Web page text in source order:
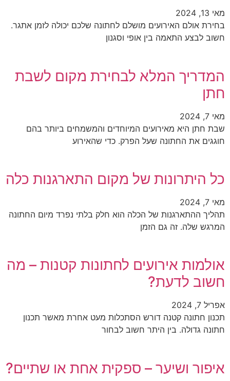
מאי 13, 2024
בחירת אולם האירועים מושלם לחתונה שלכם יכולה לזמן אתגר.
חשוב לבצע התאמה בין אופי וסגנון
המדריך המלא לבחירת מקום לשבת
חתן
מאי 7, 2024
שבת חתן היא מאירועים המיוחדים והמשמחים ביותר בהם
חוגגים את החתונה שעל הפרק. כדי שהאירוע
כל היתרונות של מקום התארגנות כלה
מאי 7, 2024
תהליך ההתארגנות של הכלה הוא חלק בלתי נפרד מיום החתונה
המרגש שלה. זה גם הזמן
אולמות אירועים לחתונות קטנות – מה
חשוב לדעת?
אפריל 7, 2024
תכנון חתונה קטנה דורש הסתכלות מעט אחרת מאשר תכנון
חתונה גדולה. בין היתר חשוב לבחור
איפור ושיער – ספקית אחת או שתיים?